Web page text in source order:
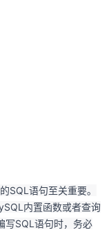
SQL语句至关重要。
内置函数或者查询
写SQL语句时，务必